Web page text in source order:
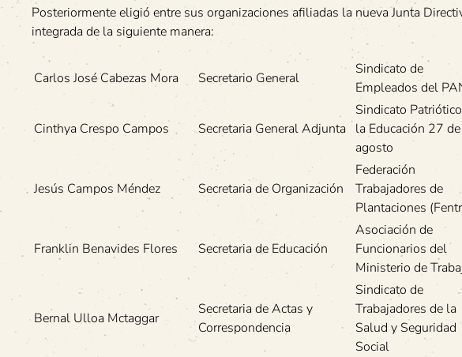
Posteriormente eligió entre sus organizaciones afiliadas la nueva Junta
integrada de la siguiente manera:
Carlos José Cabezas Mora Secretario General
Sindicato de
Empleados del
Cinthya Crespo Campos Secretaria General Adjunta
Sindicato
la Educación 27 de
agosto
Jesús Campos Méndez Secretaria de Organización
Federación
Trabajadores de
Plantaciones
Franklin Benavides Flores Secretaria de Educación
Asociación de
Funcionarios del
Ministerio de
Bernal Ulloa Mctaggar
Secretaria de Actas y
Correspondencia
Sindicato de
Trabajadores de la
Salud y Seguridad
Social